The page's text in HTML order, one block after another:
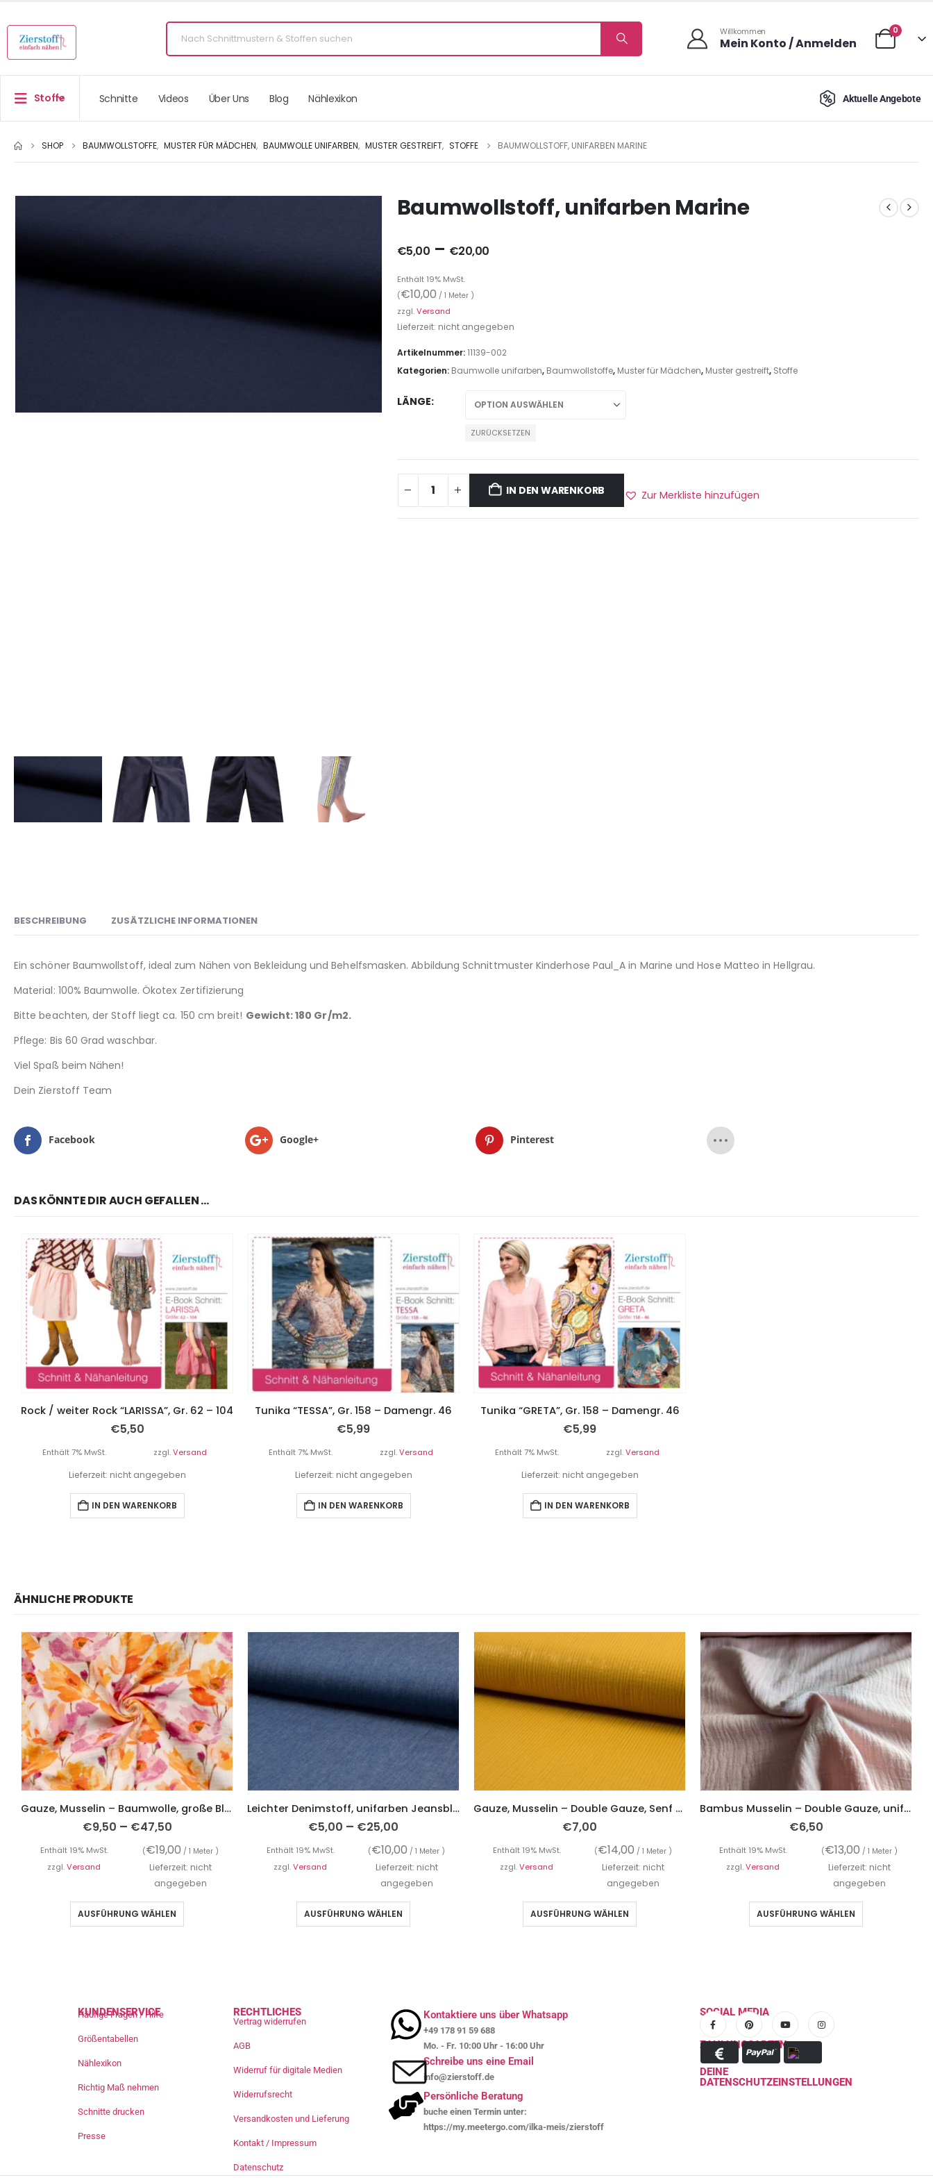
Willkommen
Mein Konto / Anmelden
0
Stoffe Schnitte Videos Über Uns Blog Nählexikon Aktuelle Angebote
SHOP BAUMWOLLSTOFFE, MUSTER FÜR MÄDCHEN, BAUMWOLLE UNIFARBEN, MUSTER GESTREIFT, STOFFE BAUMWOLLSTOFF, UNIFARBEN MARINE
Baumwollstoff, unifarben Marine
€5,00 – €20,00
Enthält 19% MwSt.
(€10,00 / 1 Meter )
zzgl.Versand
Lieferzeit: nicht angegeben
Artikelnummer:11139-002
Kategorien: Baumwolle unifarben, Baumwollstoffe, Muster für Mädchen, Muster gestreift, Stoffe
LÄNGE
ZURÜCKSETZEN
IN DEN WARENKORB Zur Merkliste hinzufügen
BESCHREIBUNG ZUSÄTZLICHE INFORMATIONEN
Ein schöner Baumwollstoff, ideal zum Nähen von Bekleidung und Behelfsmasken. Abbildung Schnittmuster Kinderhose Paul_A in Marine und Hose Matteo in Hellgrau.
Material: 100% Baumwolle. Ökotex Zertifizierung
Bitte beachten, der Stoff liegt ca. 150 cm breit! Gewicht: 180 Gr/m2.
Pflege: Bis 60 Grad waschbar.
Viel Spaß beim Nähen!
Dein Zierstoff Team
Facebook Google+ Pinterest
DAS KÖNNTE DIR AUCH GEFALLEN …
Rock / weiter Rock “LARISSA”, Gr. 62 – 104
€5,50
Enthält 7% MwSt. zzgl.Versand
Lieferzeit: nicht angegeben
IN DEN WARENKORB
Tunika “TESSA”, Gr. 158 – Damengr. 46
€5,99
Enthält 7% MwSt. zzgl.Versand
Lieferzeit: nicht angegeben
IN DEN WARENKORB
Tunika “GRETA”, Gr. 158 – Damengr. 46
€5,99
Enthält 7% MwSt. zzgl.Versand
Lieferzeit: nicht angegeben
IN DEN WARENKORB
ÄHNLICHE PRODUKTE
Gauze, Musselin – Baumwolle, große Blumen Orange / Gelb
€9,50 – €47,50
Enthält 19% MwSt. (€19,00 / 1 Meter )
zzgl.Versand
Lieferzeit: nicht
angegeben
AUSFÜHRUNG WÄHLEN
Leichter Denimstoff, unifarben Jeansblau
€5,00 – €25,00
Enthält 19% MwSt. (€10,00 / 1 Meter )
zzgl.Versand
Lieferzeit: nicht
angegeben
AUSFÜHRUNG WÄHLEN
Gauze, Musselin – Double Gauze, Senf mit feinen Glitzer Streifen
€7,00
Enthält 19% MwSt. (€14,00 / 1 Meter )
zzgl.Versand
Lieferzeit: nicht
angegeben
AUSFÜHRUNG WÄHLEN
Bambus Musselin – Double Gauze, unifarben Rosa
€6,50
Enthält 19% MwSt. (€13,00 / 1 Meter )
zzgl.Versand
Lieferzeit: nicht
angegeben
AUSFÜHRUNG WÄHLEN
KUNDENSERVICE
Häufige Fragen / Hilfe
Größentabellen
Nählexikon
Richtig Maß nehmen
Schnitte drucken
Presse
RECHTLICHES
Vertrag widerrufen
AGB
Widerruf für digitale Medien
Widerrufsrecht
Versandkosten und Lieferung
Kontakt / Impressum
Datenschutz
Kontaktiere uns über Whatsapp
+49 178 91 59 688
Mo. - Fr. 10:00 Uhr - 16:00 Uhr
Schreibe uns eine Email
info@zierstoff.de
Persönliche Beratung
buche einen Termin unter:
https://my.meetergo.com/ilka-meis/zierstoff
SOCIAL MEDIA
ZAHLUNGSARTEN
DEINE
DATENSCHUTZEINSTELLUNGEN